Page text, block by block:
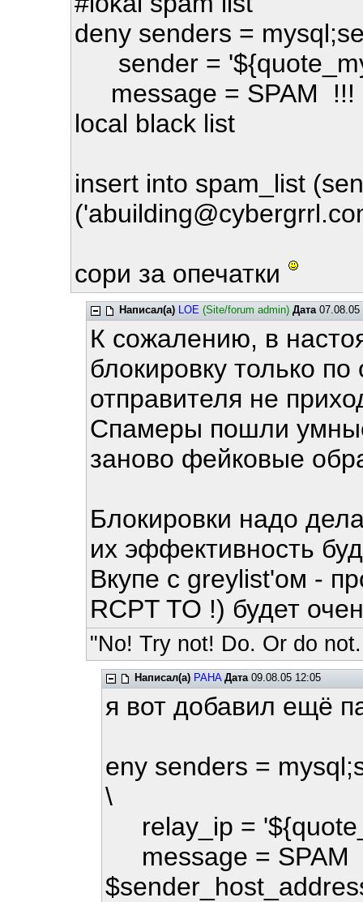
deny senders =
sender =
message = SPAM !!!
local black list
insert into spam_list
сори за опечатки
Написал(а) LOE (Site/forum admin) Дата07.08.05
К сожалению, в
блокировку только
отправителя не
Спамеры пошли
заново фейковые
Блокировки надо
их эффективность
Вкупе с greylist'ом -
RCPT TO !) будет
"No! Try not! Do. Or do
Написал(а) PAHA Дата09.08.05 12:05
я вот добавил ещё
eny senders =
\
relay_ip =
message = SPAM